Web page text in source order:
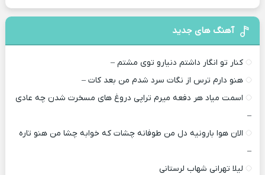
آهنگ های جدید
کنار تو انگار داشتم دنیارو توی مشتم –
هنو دارم ترس از نگات سرد شدم من بعد کات –
اسمت میاد هر دفعه میرم تراپی دروغ‌ های مسخرت شدن چه عادی
–
الان هوا بارونیه دل من طوفانه چشات که خوابه چشا من هنو تاره
–
لیلا تهرانی شهاب لرستانی